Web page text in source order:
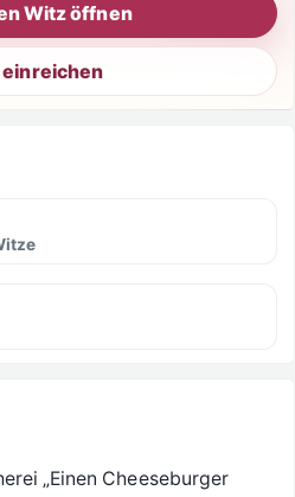
Witz öffnen
„Einen Cheeseburger